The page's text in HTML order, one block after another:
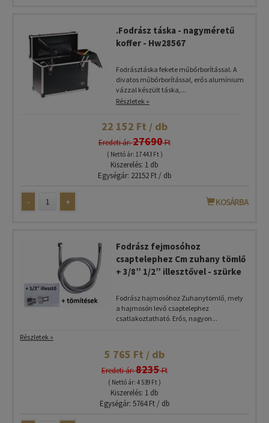
.Fodrász táska - nagyméretű
koffer - Hw28567
Fodrásztáska fekete műbőrborítással. A
divatos műbőrborítással, erős alumínium
vázzal készült táska,...
Részletek »
22 152 Ft / db
Eredeti ár:27690Ft
( Nettó ár: 17 443 Ft )
Kiszerelés: 1 db
Egységár: 22152 Ft / db
- + KOSÁRBA
Fodrász fejmosóhoz
csaptelephez Cm zuhany tömlő
+ 3/8” 1/2” illesztővel - szürke
Fodrász hajmosóhoz Zuhanytömlő, mely
a hajmosón levő csaptelephez
csatlakoztatható. Erős, nagyon...
Részletek »
5 765 Ft / db
Eredeti ár:8235Ft
( Nettó ár: 4 539 Ft )
Kiszerelés: 1 db
Egységár: 5764 Ft / db